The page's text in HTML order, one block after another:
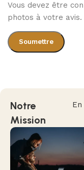
Vous devez être
photos à votre avis.
Notre
Mission